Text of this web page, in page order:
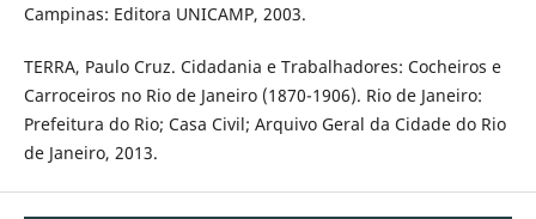
Campinas: Editora UNICAMP, 2003.
TERRA, Paulo Cruz. Cidadania e Trabalhadores: Cocheiros e
Carroceiros no Rio de Janeiro (1870-1906). Rio de Janeiro:
Prefeitura do Rio; Casa Civil; Arquivo Geral da Cidade do Rio
de Janeiro, 2013.